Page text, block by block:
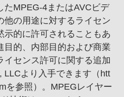
たMPEG-4またはAVCビデ
他の用途に対するライセン
示的に許可されることもあ
的、 内部目的および商業
イセンス許可に関する追加
LLCより入手できます （ htt
を参照）。MPEGレイヤー